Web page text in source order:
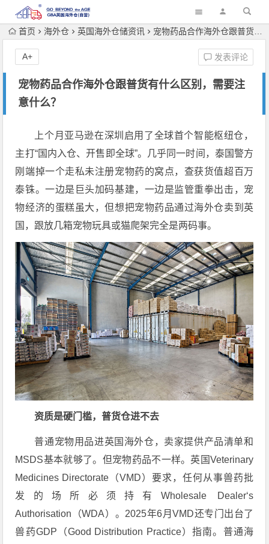
首页 海外仓 英国海外仓储资讯 宠物药品合作海外仓跟普货有什么区别，需要注意什么？
宠物药品合作海外仓跟普货有什么区别，需要注
意什么？
发表评论
A+
上个月亚马逊在深圳启用了全球首个智能枢纽仓，
主打“国内入仓、开售即全球”。几乎同一时间，泰国警方
刚端掉一个走私未注册宠物药的窝点，查获货值超百万
泰铢。一边是巨头加码基建，一边是监管重拳出击，宠
物经济的蛋糕虽大，但想把宠物药品通过海外仓卖到英
国，跟放几箱宠物玩具或猫爬架完全是两码事。
资质是硬门槛，普货仓进不去
普通宠物用品进英国海外仓，卖家提供产品清单和
MSDS基本就够了。但宠物药品不一样。英国Veterinary
Medicines Directorate（VMD）要求，任何从事兽药批
发的场所必须持有Wholesale Dealer‘s
Authorisation（WDA） 。2025年6月VMD还专门出台了
兽药GDP（Good Distribution Practice）指南。普通海